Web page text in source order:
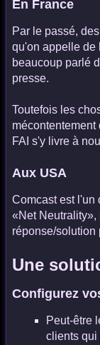
En France
Par le passé,
qu'on appelle de
beaucoup parlé
presse.
Toutefois les
FAI s'y livre à
Aux USA
Comcast est l'un
«Net Neutrality»,
réponse/solution
Une
Configurez
Peut-être
clients qui